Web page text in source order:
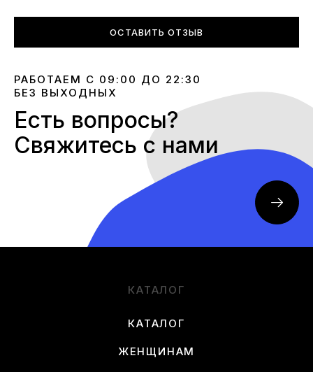
ОСТАВИТЬ ОТЗЫВ
РАБОТАЕМ С 09:00 ДО 22:30
БЕЗ ВЫХОДНЫХ
Есть вопросы?
Свяжитесь с нами
КАТАЛОГ
КАТАЛОГ
ЖЕНЩИНАМ